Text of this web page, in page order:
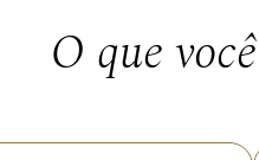
O que